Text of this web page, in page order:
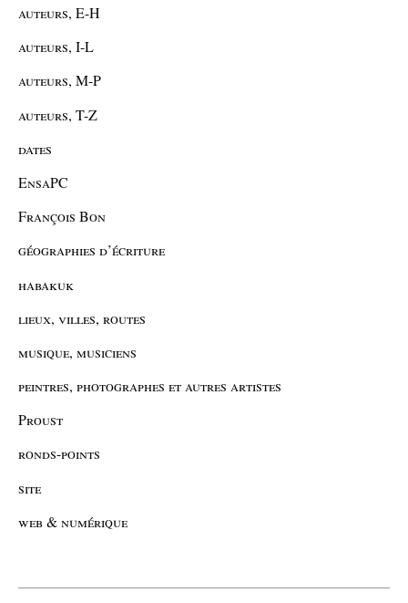
auteurs, E-H
auteurs, I-L
auteurs, M-P
auteurs, T-Z
dates
EnsaPC
François Bon
géographies d’écriture
habakuk
lieux, villes, routes
musique, musiciens
peintres, photographes et autres artistes
Proust
ronds-points
site
web & numérique